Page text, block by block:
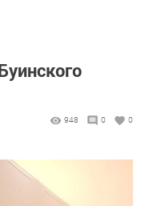
948 0 0